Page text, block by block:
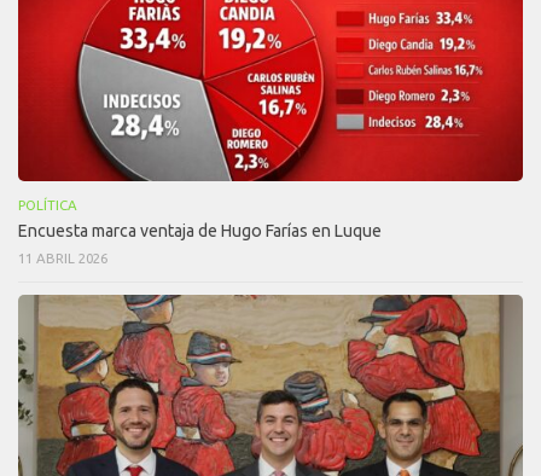
POLÍTICA
Encuesta marca ventaja de Hugo Farías en Luque
11 ABRIL 2026